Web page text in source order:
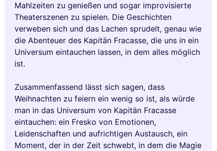
Mahlzeiten zu genießen und sogar improvisierte
Theaterszenen zu spielen. Die Geschichten
verweben sich und das Lachen sprudelt, genau wie
die Abenteuer des Kapitän Fracasse, die uns in ein
Universum eintauchen lassen, in dem alles möglich
ist.
Zusammenfassend lässt sich sagen, dass
Weihnachten zu feiern ein wenig so ist, als würde
man in das Universum von Kapitän Fracasse
eintauchen: ein Fresko von Emotionen,
Leidenschaften und aufrichtigen Austausch, ein
Moment, der in der Zeit schwebt, in dem die Magie